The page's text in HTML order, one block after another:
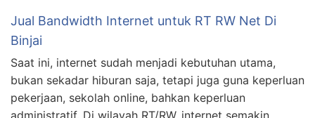
Jual Bandwidth Internet untuk RT RW Net Di
Binjai
Saat ini, internet sudah menjadi kebutuhan utama,
bukan sekadar hiburan saja, tetapi juga guna keperluan
pekerjaan, sekolah online, bahkan keperluan